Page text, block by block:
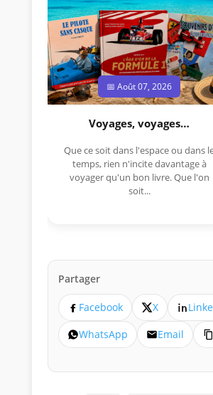
📅 Août 07, 2026
Voyages, voyages…
Que ce soit dans l'espace ou dans
temps, rien n'incite davantage à
voyager qu'un bon livre. Que l'on
soit...
Partager
Facebook X
WhatsApp
Email